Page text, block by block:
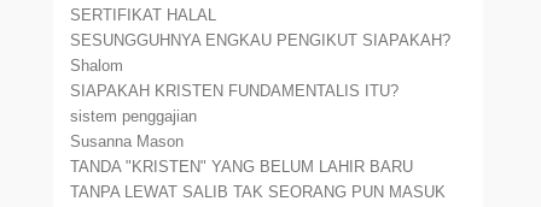
SERTIFIKAT HALAL
SESUNGGUHNYA ENGKAU PENGIKUT SIAPAKAH?
Shalom
SIAPAKAH KRISTEN FUNDAMENTALIS ITU?
sistem penggajian
Susanna Mason
TANDA "KRISTEN" YANG BELUM LAHIR BARU
TANPA LEWAT SALIB TAK SEORANG PUN MASUK